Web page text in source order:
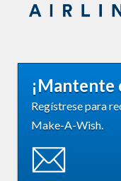
¡Mantente
Regístrese para
Make-A-Wish.